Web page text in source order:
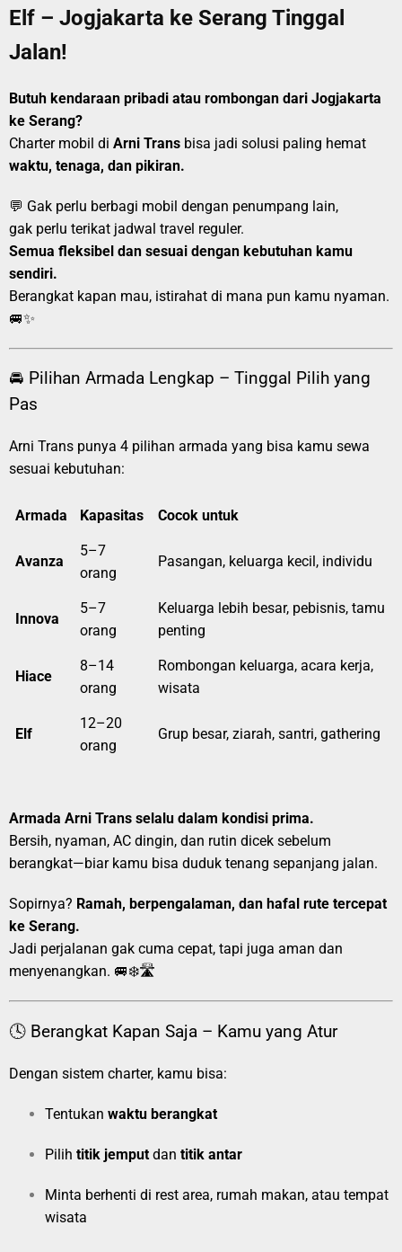
Elf – Jogjakarta ke Serang Tinggal
Jalan!
Butuh kendaraan pribadi atau rombongan dari Jogjakarta
ke Serang?
Charter mobil di Arni Trans bisa jadi solusi paling hemat
waktu, tenaga, dan pikiran.
💬 Gak perlu berbagi mobil dengan penumpang lain,
gak perlu terikat jadwal travel reguler.
Semua fleksibel dan sesuai dengan kebutuhan kamu
sendiri.
Berangkat kapan mau, istirahat di mana pun kamu nyaman.
🚐✨
🚘 Pilihan Armada Lengkap – Tinggal Pilih yang
Pas
Arni Trans punya 4 pilihan armada yang bisa kamu sewa
sesuai kebutuhan:
Armada Kapasitas Cocok untuk
Avanza
5–7
orang
Pasangan, keluarga kecil, individu
Innova
5–7
orang
Keluarga lebih besar, pebisnis, tamu
penting
Hiace
8–14
orang
Rombongan keluarga, acara kerja,
wisata
Elf
12–20
orang
Grup besar, ziarah, santri, gathering
Armada Arni Trans selalu dalam kondisi prima.
Bersih, nyaman, AC dingin, dan rutin dicek sebelum
berangkat—biar kamu bisa duduk tenang sepanjang jalan.
Sopirnya? Ramah, berpengalaman, dan hafal rute tercepat
ke Serang.
Jadi perjalanan gak cuma cepat, tapi juga aman dan
menyenangkan. 🚐❄️🛣️
🕓 Berangkat Kapan Saja – Kamu yang Atur
Dengan sistem charter, kamu bisa:
Tentukan waktu berangkat
Pilih titik jemput dan titik antar
Minta berhenti di rest area, rumah makan, atau tempat
wisata